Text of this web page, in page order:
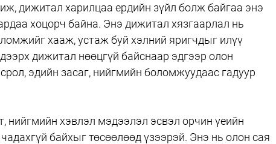
дижитал харилцаа ердийн зүйл болж байгаа энэ
хоцорч байна. Энэ дижитал хязгаарлал нь
хааж, устаж буй хэлний яригчдыг илүү
дижитал нөөцгүй байснаар эдгээр олон
эдийн засаг, нийгмийн боломжуудаас гадуур
нийгмийн хэвлэл мэдээлэл эсвэл орчин үеийн
байхыг төсөөлөөд үзээрэй. Энэ нь олон сая